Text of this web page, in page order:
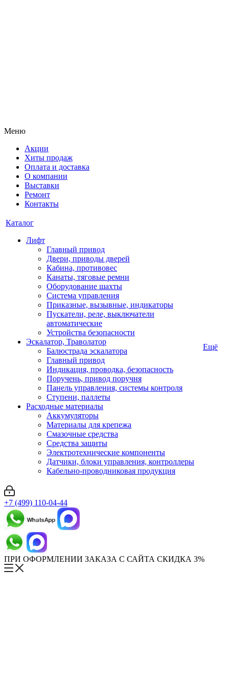
Меню
Акции
Хиты продаж
Оплата и доставка
О компании
Выставки
Ремонт
Контакты
Каталог
Лифт
Главный привод
Двери, приводы дверей
Кабина, противовес
Канаты, тяговые ремни
Оборудование шахты
Система управления
Приказные, вызывные, индикаторы
Пускатели, реле, выключатели
автоматические
Устройства безопасности
Эскалатор, Траволатор
Балюстрада эскалатора
Главный привод
Индикация, проводка, безопасность
Поручень, привод поручня
Панель управления, системы контроля
Ступени, паллеты
Расходные материалы
Аккумуляторы
Материалы для крепежа
Смазочные средства
Средства защиты
Электротехнические компоненты
Датчики, блоки управления, контроллеры
Кабельно-проводниковая продукция
Ещё
+7 (499) 110-04-44
ПРИ ОФОРМЛЕНИИ ЗАКАЗА С САЙТА СКИДКА 3%